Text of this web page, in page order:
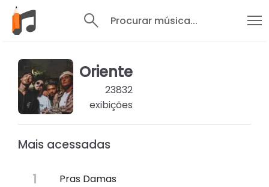
Procurar música...
Oriente
23832
exibições
Mais acessadas
Pras Damas